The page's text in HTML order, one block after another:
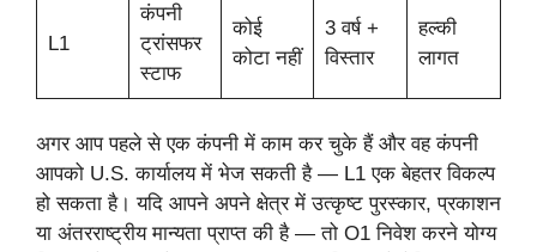
L1
कंपनी
ट्रांसफर
स्टाफ
कोई
कोटा नहीं
3 वर्ष +
विस्तार
हल्की
लागत
अगर आप पहले से एक कंपनी में काम कर चुके हैं और वह कंपनी
आपको U.S. कार्यालय में भेज सकती है — L1 एक बेहतर विकल्प
हो सकता है। यदि आपने अपने क्षेत्र में उत्कृष्ट पुरस्कार, प्रकाशन
या अंतरराष्ट्रीय मान्यता प्राप्त की है — तो O1 निवेश करने योग्य